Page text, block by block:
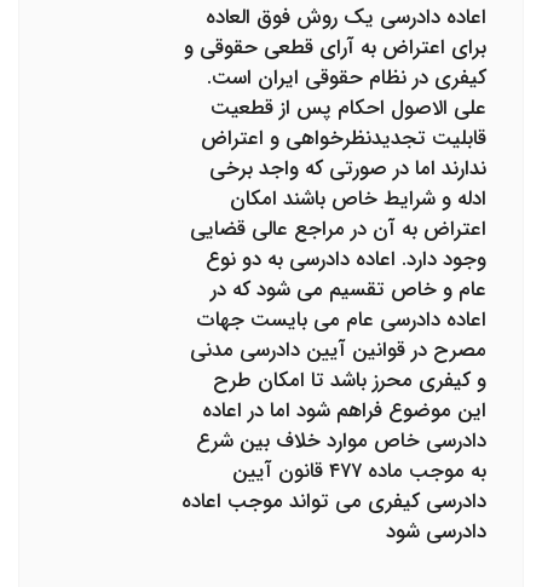
اعاده دادرسی یک روش فوق العاده
برای اعتراض به آرای قطعی حقوقی و
کیفری در نظام حقوقی ایران است.
علی الاصول احکام پس از قطعیت
قابلیت تجدیدنظرخواهی و اعتراض
ندارند اما در صورتی که واجد برخی
ادله و شرایط خاص باشند امکان
اعتراض به آن در مراجع عالی قضایی
وجود دارد. اعاده دادرسی به دو نوع
عام و خاص تقسیم می شود که در
اعاده دادرسی عام می بایست جهات
مصرح در قوانین آیین دادرسی مدنی
و کیفری محرز باشد تا امکان طرح
این موضوع فراهم شود اما در اعاده
دادرسی خاص موارد خلاف بین شرع
به موجب ماده ۴۷۷ قانون آیین
دادرسی کیفری می تواند موجب اعاده
دادرسی شود